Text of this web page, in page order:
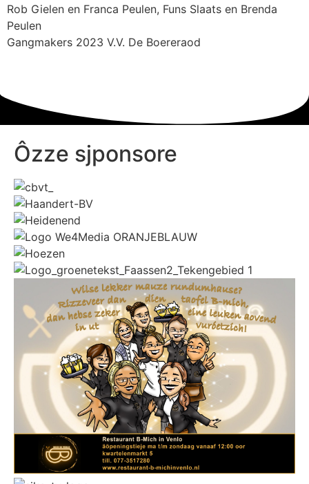
Rob Gielen en Franca Peulen, Funs Slaats en Brenda
Peulen
Gangmakers 2023 V.V. De Boereraod
Ôzze sjponsore